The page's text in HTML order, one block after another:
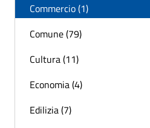
Commercio (1)
Comune (79)
Cultura (11)
Economia (4)
Edilizia (7)